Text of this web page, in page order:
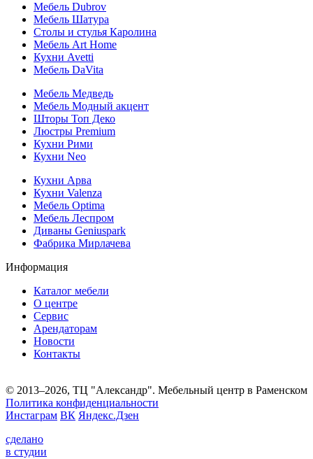
Мебель Dubrov
Мебель Шатура
Столы и стулья Каролина
Мебель Art Home
Кухни Avetti
Мебель DaVita
Мебель Медведь
Мебель Модный акцент
Шторы Топ Деко
Люстры Premium
Кухни Рими
Кухни Neo
Кухни Арва
Кухни Valenza
Мебель Optima
Мебель Леспром
Диваны Geniuspark
Фабрика Мирлачева
Информация
Каталог мебели
О центре
Сервис
Арендаторам
Новости
Контакты
© 2013–2026, ТЦ "Александр". Мебельный центр в Раменском
Политика конфиденциальности
Инстаграм ВК Яндекс.Дзен
сделано
в студии